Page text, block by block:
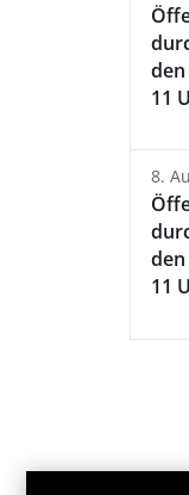
den
11
8.
den
11